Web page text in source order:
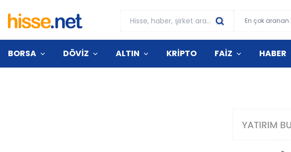
En çok aranan
BORSA DÖVİZ ALTIN KRİPTO FAİZ HABER